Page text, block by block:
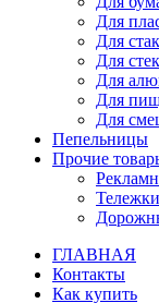
Для
Для
Для
Для
Для
Для
Пепельницы
Прочие
ГЛАВНАЯ
Контакты
Как купить